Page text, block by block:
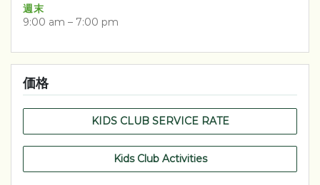
週末
9:00 am – 7:00 pm
価格
KIDS CLUB SERVICE RATE
Kids Club Activities